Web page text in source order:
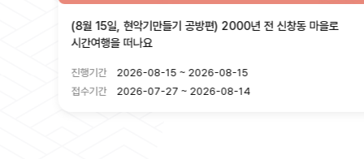
(8월 15일, 현악기만들기 공방편) 2000년 전 신창동 마을로
시간여행을 떠나요
2026-08-15 ~ 2026-08-15
2026-07-27 ~ 2026-08-14